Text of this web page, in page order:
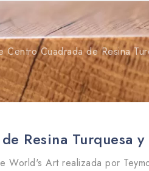
Centro Cuadrada de Resina
Resina Turquesa
World's Art realizada por